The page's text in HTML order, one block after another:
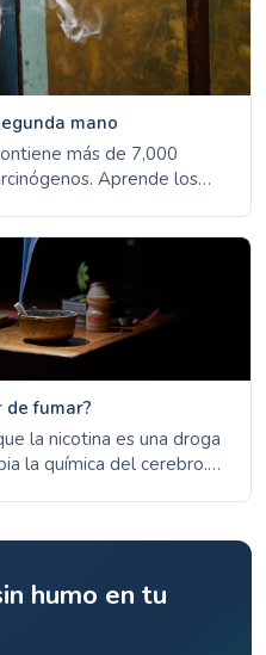
mano
más de 7,000
Aprende los
fumar?
la nicotina es una droga
la química del cerebro.
humo en tu